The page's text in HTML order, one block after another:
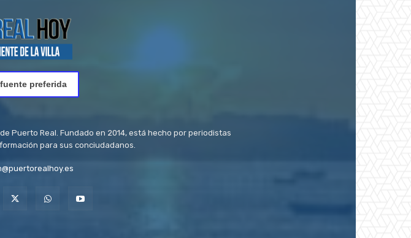
preferida
Puerto Real. Fundado en 2014, está hecho por periodistas
para sus conciudadanos.